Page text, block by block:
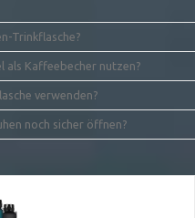
Trinkflasche?
als Kaffeebecher nutzen?
verwenden?
noch sicher öffnen?